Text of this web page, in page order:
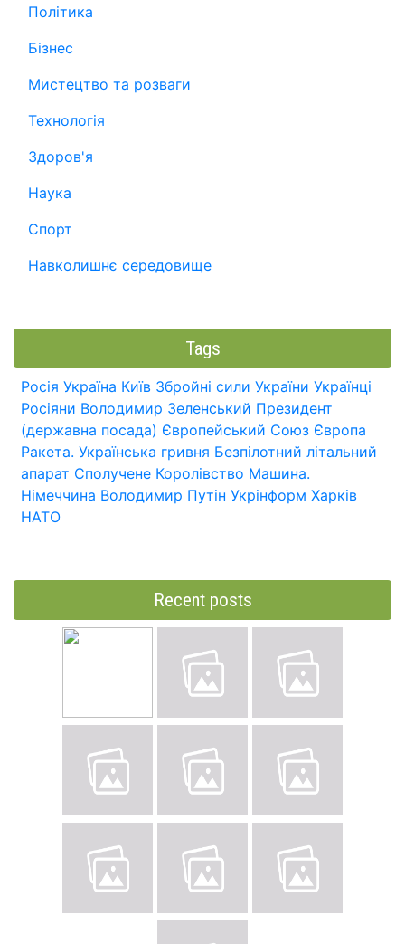
Політика
Бізнес
Мистецтво та розваги
Технологія
Здоров'я
Наука
Спорт
Навколишнє середовище
Tags
Росія Україна Київ Збройні сили України Українці
Росіяни Володимир Зеленський Президент
(державна посада) Європейський Союз Європа
Ракета. Українська гривня Безпілотний літальний
апарат Сполучене Королівство Машина.
Німеччина Володимир Путін Укрінформ Харків
НАТО
Recent posts